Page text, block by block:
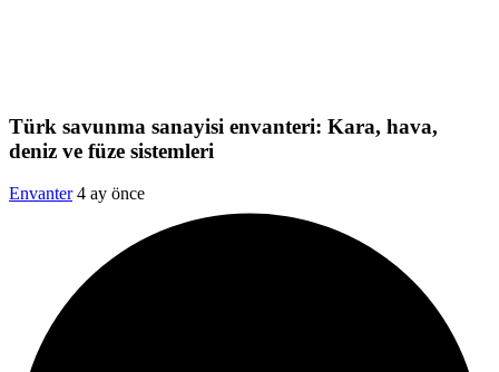
Türk savunma sanayisi envanteri: Kara, hava,
deniz ve füze sistemleri
Envanter 4 ay önce